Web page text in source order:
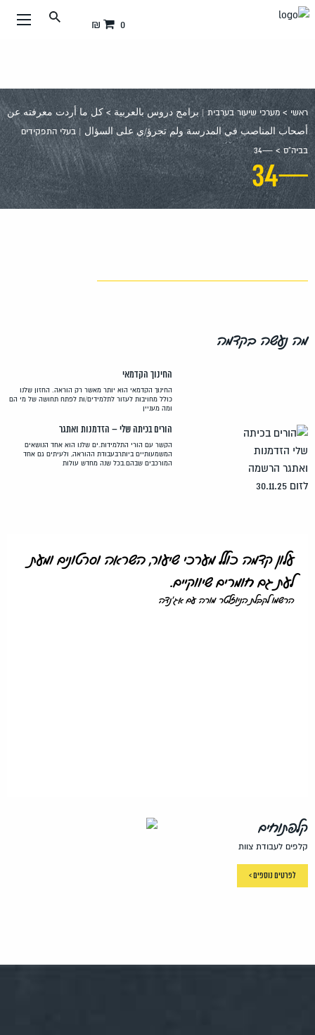
עבור
0 ₪
ראשי >מערכי שיעור בערבית | برامج دروس بالعربية > كل ما أردت معرفته عن
أصحاب المناصب في المدرسة ولم تجرؤ/ي على السؤال | בעלי התפקידים
בביה”ס>
—34
—34
מה נעשה בקדמה
החינוך הקדמאי
החינוך הקדמאי הוא יותר מאשר רק הוראה. החזון שלנו
כולל מחויבות לעזור לתלמידים/ות לפתח תחושה של מי הם
ומה מעניין
הורים בכיתה שלי – הזדמנות ואתגר
הקשר עם הורי התלמידות.ים שלנו הוא אחד הנושאים
המשמעותיים ביותרבעבודת ההוראה, ולעיתים גם אחד
המורכבים שבהם.בכל שנה מחדש עולות
עלון קדמה כולל מערכי שיעור, השראה וסרטונים ומעת
לעת גם חומרים שיווקיים.
הרשמו לקבלת הניוזלטר מורה עם אג'נדה
קלפתוחים
קלפים לעבודת צוות
לפרטים נוספים >